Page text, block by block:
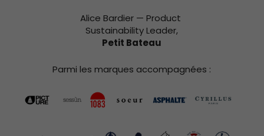
Alice Bardier — Product
Sustainability Leader,
Petit Bateau
Parmi les marques accompagnées :